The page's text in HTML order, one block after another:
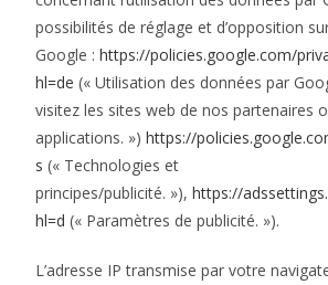
possibilités de réglage et d’opposition
Google :https://policies.google.com/
hl=de (« Utilisation des données par
visitez les sites web de nos partenaires
applications. »)https://
s (« Technologies et
principes/publicité. »),https://
hl=d(« Paramètres de publicité. »).
L’adresse IP transmise par votre